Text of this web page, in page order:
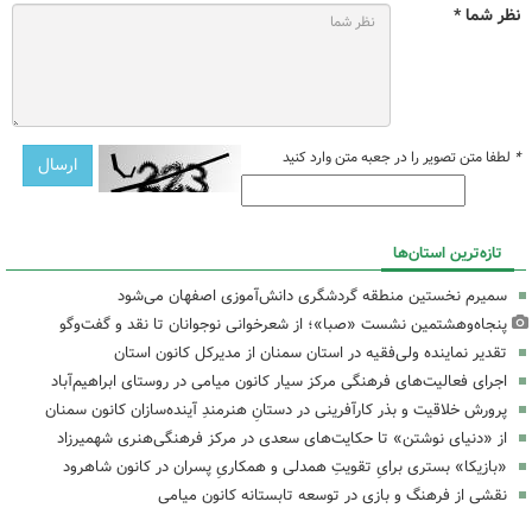
نظر شما *
* لطفا متن تصویر را در جعبه متن وارد کنید
تازه‌ترین استان‌ها
سمیرم نخستین منطقه گردشگری دانش‌آموزی اصفهان می‌شود
پنجاه‌وهشتمین نشست «صبا»؛ از شعرخوانی نوجوانان تا نقد و گفت‌وگو
تقدیر نماینده ولی‌فقیه در استان سمنان از مدیرکل کانون استان
اجرای فعالیت‌های فرهنگی مرکز سیار کانون میامی در روستای ابراهیم‌آباد
پرورش خلاقیت و بذر کارآفرینی در دستانِ هنرمندِ آینده‌سازان کانون سمنان
از «دنیای نوشتن» تا حکایت‌های سعدی در مرکز فرهنگی‌هنری شهمیرزاد
«بازیکا» بستری برایِ تقویتِ همدلی و همکاریِ پسران در کانون شاهرود
نقشی از فرهنگ و بازی در توسعه تابستانه کانون میامی